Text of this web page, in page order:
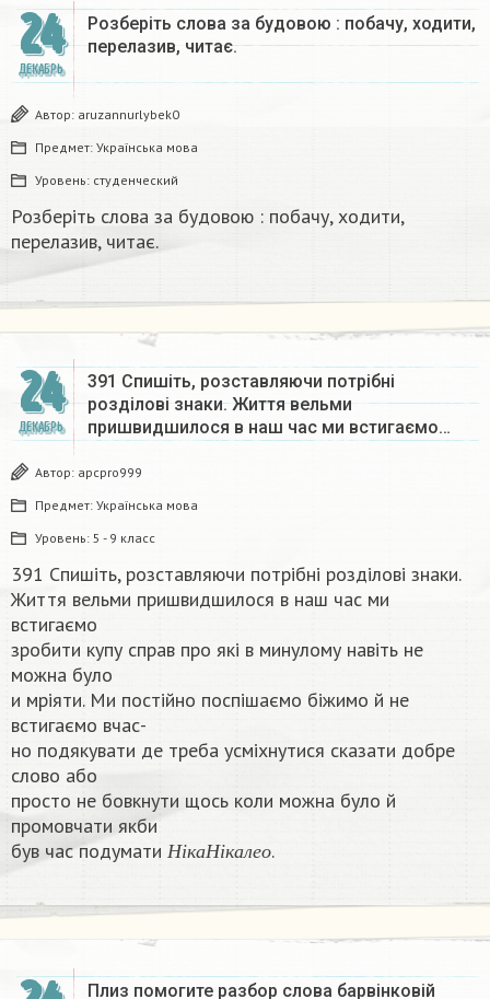
24
ДЕКАБРЬ
Розберіть слова за будовою : побачу, ходити,
перелазив, читає.
Автор: aruzannurlybek0
Предмет: Українська мова
Уровень: студенческий
Розберіть слова за будовою : побачу, ходити,
перелазив, читає.
24
ДЕКАБРЬ
391 Спишіть, розставляючи потрібні
розділові знаки. Життя вельми
пришвидшилося в наш час ми встигаємо…
Автор: apcpro999
Предмет: Українська мова
Уровень: 5 - 9 класс
391 Спишіть, розставляючи потрібні розділові знаки.
Життя вельми пришвидшилося в наш час ми
встигаємо
зробити купу справ про які в минулому навіть не
можна було
и мріяти. Ми постійно поспішаємо біжимо й не
встигаємо вчас-
но подякувати де треба усміхнутися сказати добре
слово або
просто не бовкнути щось коли можна було й
промовчати якби
був час подумати
Н і ка Н і кал е о
Нік Нік .​
Плиз помогите разбор слова барвінковій